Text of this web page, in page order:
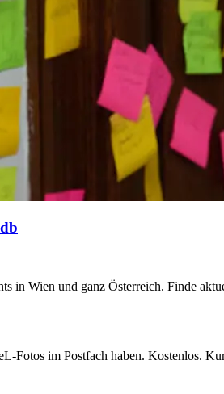
in Wien und ganz Österreich. Finde
Fotos im Postfach haben. Kostenlos.